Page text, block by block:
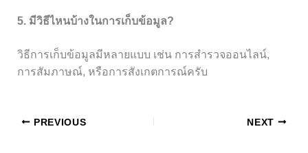
5. มีวิธีไหนบ้างในการเก็บข้อมูล?
วิธีการเก็บข้อมูลมีหลายแบบ เช่น การสำรวจออนไลน์,
การสัมภาษณ์, หรือการสังเกตการณ์ครับ
PREVIOUS NEXT